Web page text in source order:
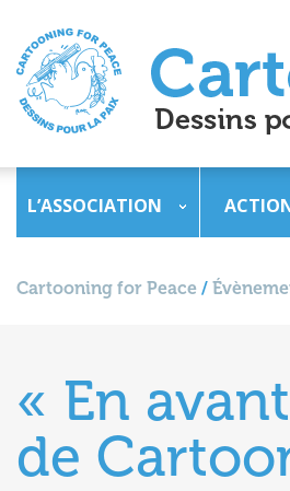
L’ASSOCIATION
Cartooning for Peace /
« En
de